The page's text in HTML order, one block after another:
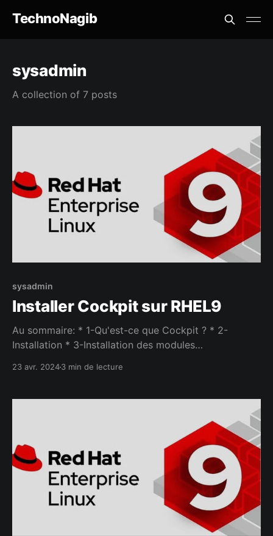
TechnoNagib
sysadmin
A collection of 7 posts
sysadmin
Installer Cockpit sur RHEL9
Au sommaire: * 1-Qu'est-ce que Cockpit ? * 2-
Installation * 3-Installation des modules
23 avr. 20243 min de lecture